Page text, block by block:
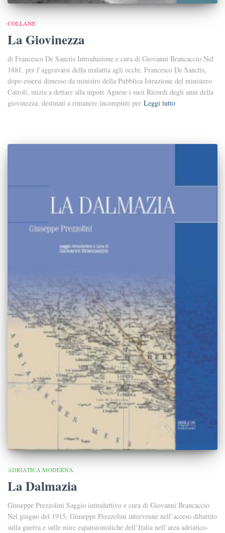
COLLANE
La Giovinezza
di Francesco De Sanctis Introduzione e cura di Giovanni Brancaccio Nel
1881, per l’aggravarsi della malattia agli occhi, Francesco De Sanctis,
dopo essersi dimesso da ministro della Pubblica Istruzione del ministero
Cairoli, inizia a dettare alla nipote Agnese i suoi Ricordi degli anni della
giovinezza, destinati a rimanere incompiuti per Leggi tutto
ADRIATICA MODERNA
La Dalmazia
Giuseppe Prezzolini Saggio introduttivo e cura di Giovanni Brancaccio
Nel giugno del 1915, Giuseppe Prezzolini intervenne nell’acceso dibattito
sulla guerra e sulle mire espansionistiche dell’Italia nell’area adriatico-